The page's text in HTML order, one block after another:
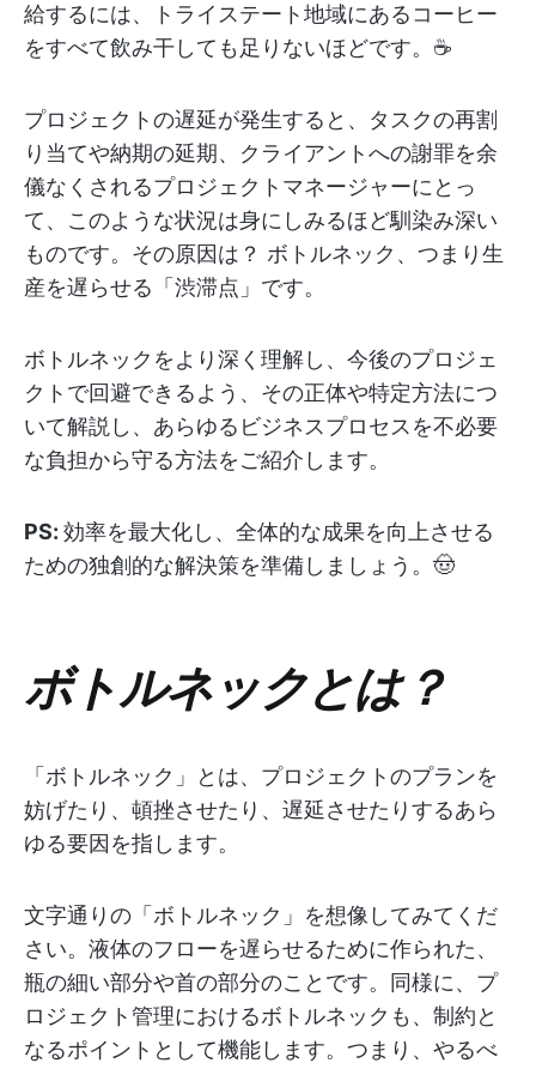
給するには、トライステート地域にあるコーヒー
をすべて飲み干しても足りないほどです。☕
プロジェクトの遅延が発生すると、タスクの再割
り当てや納期の延期、クライアントへの謝罪を余
儀なくされるプロジェクトマネージャーにとっ
て、このような状況は身にしみるほど馴染み深い
ものです。その原因は？ ボトルネック、つまり生
産を遅らせる「渋滞点」です。
ボトルネックをより深く理解し、今後のプロジェ
クトで回避できるよう、その正体や特定方法につ
いて解説し、あらゆるビジネスプロセスを不必要
な負担から守る方法をご紹介します。
PS: 効率を最大化し、全体的な成果を向上させる
ための独創的な解決策を準備しましょう。🤠
ボトルネックとは？
「ボトルネック」とは、プロジェクトのプランを
妨げたり、頓挫させたり、遅延させたりするあら
ゆる要因を指します。
文字通りの「ボトルネック」を想像してみてくだ
さい。液体のフローを遅らせるために作られた、
瓶の細い部分や首の部分のことです。同様に、プ
ロジェクト管理におけるボトルネックも、制約と
なるポイントとして機能します。つまり、やるべ